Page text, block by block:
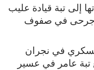
إلى تبة قيادة عليب
في صفوف
في نجران
تبة عامر في عسير